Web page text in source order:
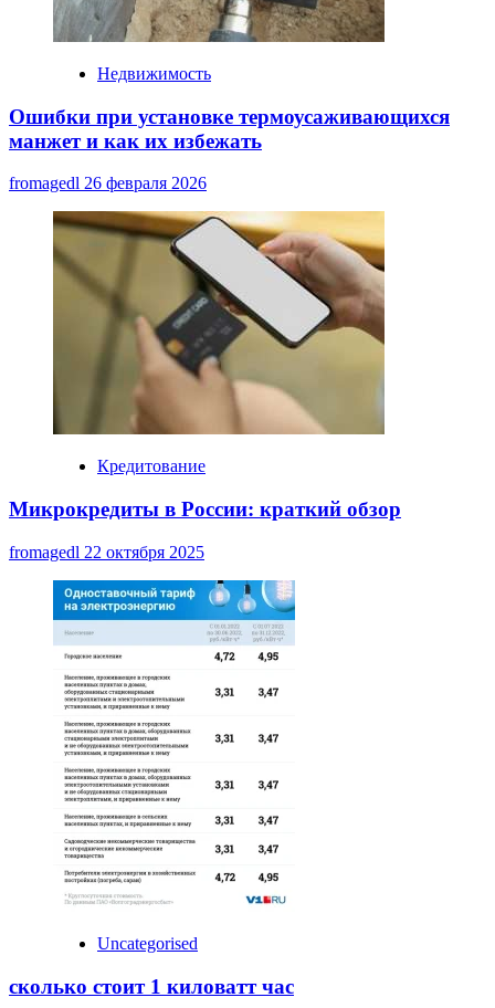
Недвижимость
Ошибки при установке термоусаживающихся
манжет и как их избежать
fromagedl 26 февраля 2026
Кредитование
Микрокредиты в России: краткий обзор
fromagedl 22 октября 2025
Uncategorised
сколько стоит 1 киловатт час